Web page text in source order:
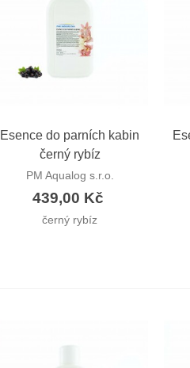
Rychlý náhled
Esence do parních kabin
černý rybíz
PM Aqualog s.r.o.
439,00 Kč
černý rybíz